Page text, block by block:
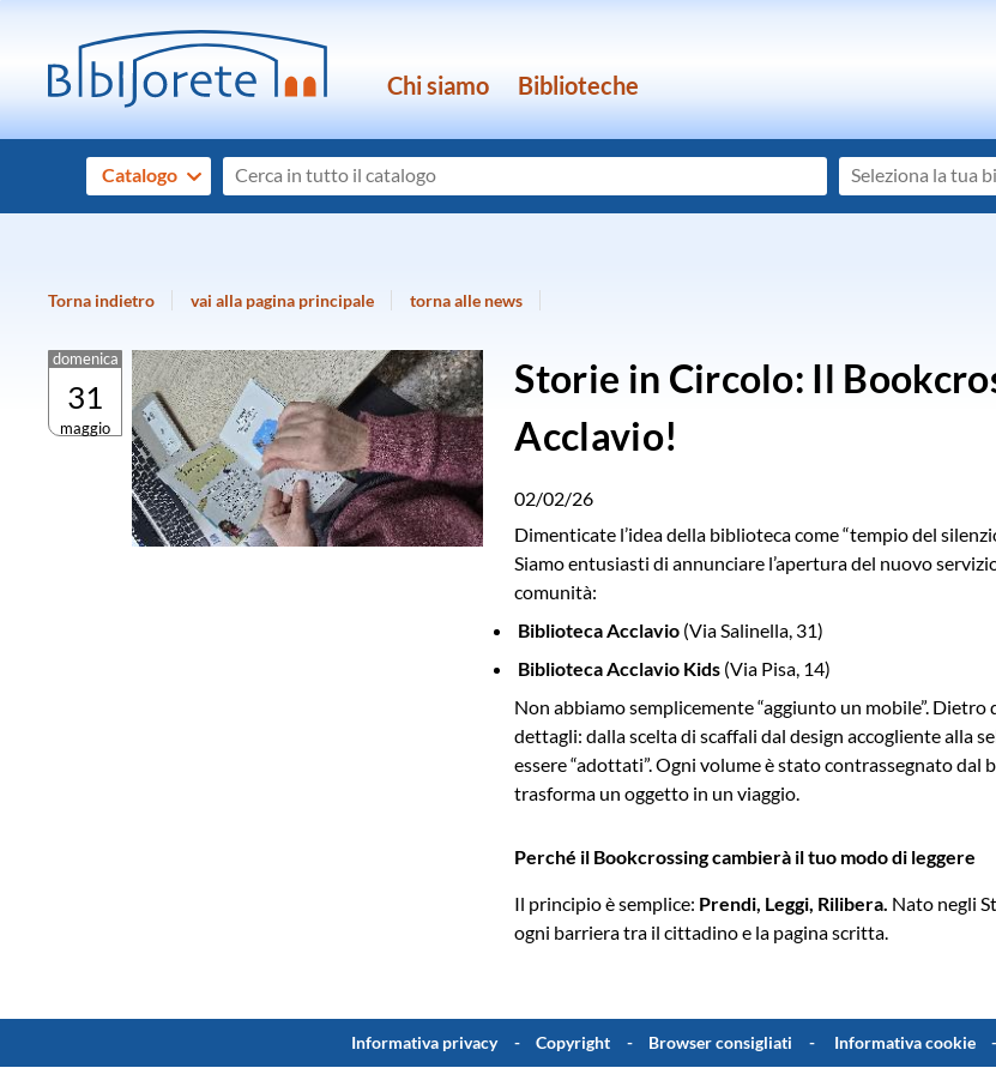
Chi siamo Biblioteche
Catalogo
cambia
Cerca su "Catalogo"
Seleziona
la
Torna indietro vai alla pagina principale torna alle news
domenica
31
maggio
Storie in Circolo: Il
Acclavio!
02/02/26
Dimenticate l’idea della biblioteca come “tempio del
Siamo entusiasti di annunciare l’apertura del nuovo
comunità:
Biblioteca Acclavio (Via Salinella, 31)
Biblioteca Acclavio Kids (Via Pisa, 14)
Non abbiamo semplicemente “aggiunto un mobile”.
dettagli: dalla scelta di scaffali dal design accogliente alla
essere “adottati”. Ogni volume è stato contrassegnato dal
trasforma un oggetto in un viaggio.
Perché il Bookcrossing cambierà il tuo modo di leggere
Il principio è semplice: Prendi, Leggi, Rilibera. Nato negli
ogni barriera tra il cittadino e la pagina scritta.
Informativa privacy Copyright Browser consigliati Informativa cookie